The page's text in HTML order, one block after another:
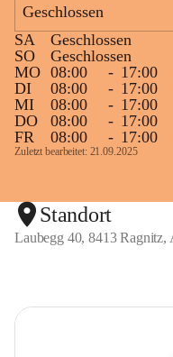
Geschlossen
SA
Geschlossen
SO
Geschlossen
MO 08:00 - 17:00
DI
08:00 - 17:00
MI
08:00 - 17:00
DO
08:00 - 17:00
FR
08:00 - 17:00
Zuletzt bearbeitet: 21.09.2025
Standort
Laubegg 40, 8413 Ragnitz,